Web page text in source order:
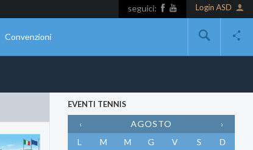
Login ASD
seguici:
Convenzioni
EVENTI TENNIS
‹ AGOSTO
›
L
M M G V S D